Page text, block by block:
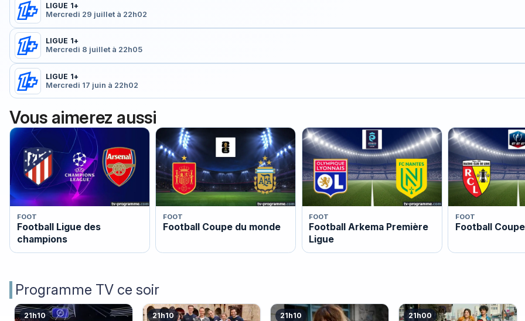
LIGUE 1+
Mercredi 29 juillet à 22h02
LIGUE 1+
Mercredi 8 juillet à 22h05
LIGUE 1+
Mercredi 17 juin à 22h02
Vous aimerez aussi
FOOT
Football Ligue des
champions
FOOT
Football Coupe du monde
FOOT
Football Arkema Première
Ligue
FOOT
Football
Programme TV ce soir
21h10 21h10 21h10 21h00